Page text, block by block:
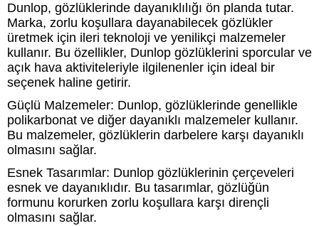
Dunlop, gözlüklerinde dayanıklılığı ön planda tutar.
Marka, zorlu koşullara dayanabilecek gözlükler
üretmek için ileri teknoloji ve yenilikçi malzemeler
kullanır. Bu özellikler, Dunlop gözlüklerini sporcular ve
açık hava aktiviteleriyle ilgilenenler için ideal bir
seçenek haline getirir.
Güçlü Malzemeler: Dunlop, gözlüklerinde genellikle
polikarbonat ve diğer dayanıklı malzemeler kullanır.
Bu malzemeler, gözlüklerin darbelere karşı dayanıklı
olmasını sağlar.
Esnek Tasarımlar: Dunlop gözlüklerinin çerçeveleri
esnek ve dayanıklıdır. Bu tasarımlar, gözlüğün
formunu korurken zorlu koşullara karşı dirençli
olmasını sağlar.